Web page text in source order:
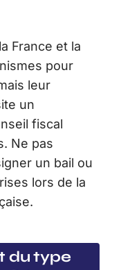
France et la
pour
leur
un
fiscal
Ne pas
un bail ou
lors de la
du type